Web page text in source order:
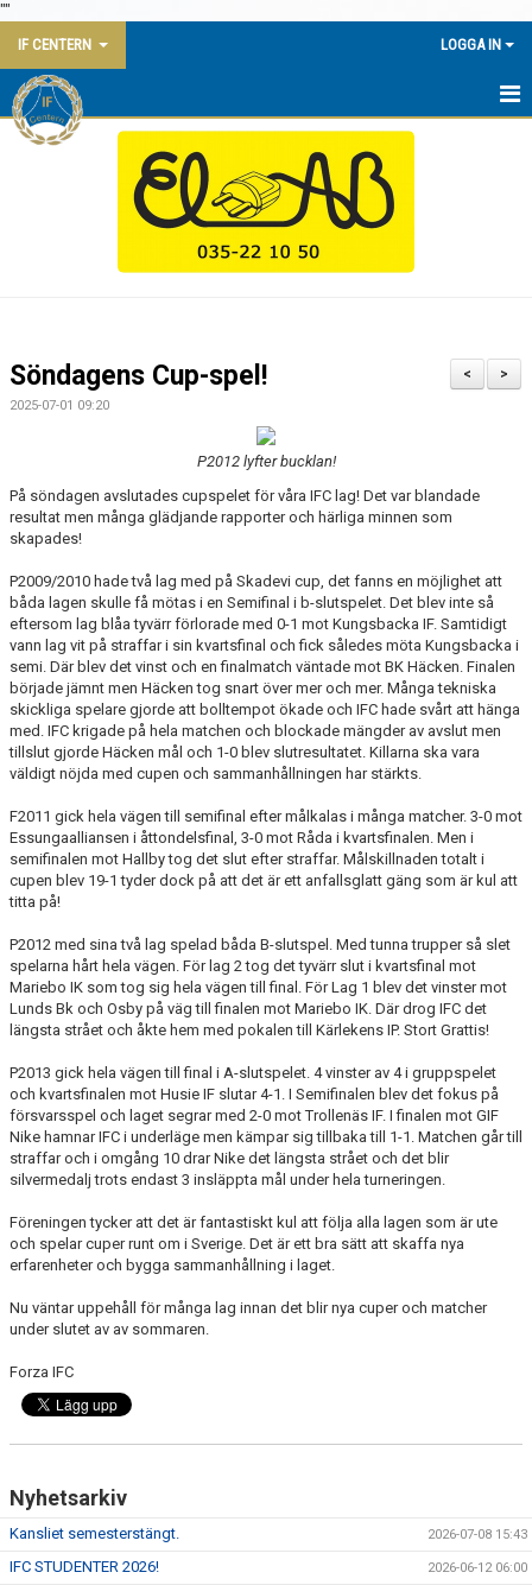
""
IF CENTERN
LOGGA IN
HEM
KLUBBSTUGAN
DOKUMENT
MATCHER
HITTA HIT
BILDGALLERI
STADIUM
OM KLUBBEN
>
<
Söndagens Cup-spel!
2025-07-01 09:20
P2012 lyfter bucklan!
På söndagen avslutades cupspelet för våra IFC lag! Det var blandade
resultat men många glädjande rapporter och härliga minnen som
skapades!
P2009/2010 hade två lag med på Skadevi cup, det fanns en möjlighet att
båda lagen skulle få mötas i en Semifinal i b-slutspelet. Det blev inte så
eftersom lag blåa tyvärr förlorade med 0-1 mot Kungsbacka IF. Samtidigt
vann lag vit på straffar i sin kvartsfinal och fick således möta Kungsbacka i
semi. Där blev det vinst och en finalmatch väntade mot BK Häcken. Finalen
började jämnt men Häcken tog snart över mer och mer. Många tekniska
skickliga spelare gjorde att bolltempot ökade och IFC hade svårt att hänga
med. IFC krigade på hela matchen och blockade mängder av avslut men
tillslut gjorde Häcken mål och 1-0 blev slutresultatet. Killarna ska vara
väldigt nöjda med cupen och sammanhållningen har stärkts.
F2011 gick hela vägen till semifinal efter målkalas i många matcher. 3-0 mot
Essungaalliansen i åttondelsfinal, 3-0 mot Råda i kvartsfinalen. Men i
semifinalen mot Hallby tog det slut efter straffar. Målskillnaden totalt i
cupen blev 19-1 tyder dock på att det är ett anfallsglatt gäng som är kul att
titta på!
P2012 med sina två lag spelad båda B-slutspel. Med tunna trupper så slet
spelarna hårt hela vägen. För lag 2 tog det tyvärr slut i kvartsfinal mot
Mariebo IK som tog sig hela vägen till final. För Lag 1 blev det vinster mot
Lunds Bk och Osby på väg till finalen mot Mariebo IK. Där drog IFC det
längsta strået och åkte hem med pokalen till Kärlekens IP. Stort Grattis!
P2013 gick hela vägen till final i A-slutspelet. 4 vinster av 4 i gruppspelet
och kvartsfinalen mot Husie IF slutar 4-1. I Semifinalen blev det fokus på
försvarsspel och laget segrar med 2-0 mot Trollenäs IF. I finalen mot GIF
Nike hamnar IFC i underläge men kämpar sig tillbaka till 1-1. Matchen går till
straffar och i omgång 10 drar Nike det längsta strået och det blir
silvermedalj trots endast 3 insläppta mål under hela turneringen.
Föreningen tycker att det är fantastiskt kul att följa alla lagen som är ute
och spelar cuper runt om i Sverige. Det är ett bra sätt att skaffa nya
erfarenheter och bygga sammanhållning i laget.
Nu väntar uppehåll för många lag innan det blir nya cuper och matcher
under slutet av av sommaren.
Forza IFC
Nyhetsarkiv
Kansliet semesterstängt. 2026-07-08 15:43
IFC STUDENTER 2026! 2026-06-12 06:00